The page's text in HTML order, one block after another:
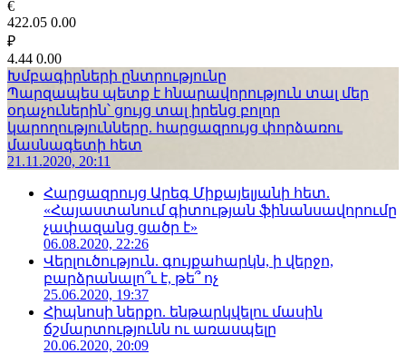
€
422.05 0.00
₽
4.44 0.00
Խմբագիրների ընտրությունը
Պարզապես պետք է հնարավորություն տալ մեր
օդաչուներին՝ ցույց տալ իրենց բոլոր
կարողությունները. հարցազրույց փորձառու
մասնագետի հետ
21.11.2020, 20:11
Հարցազրույց Արեգ Միքայելյանի հետ.
«Հայաստանում գիտության ֆինանսավորումը
չափազանց ցածր է»
06.08.2020, 22:26
Վերլուծություն. գույքահարկն, ի վերջո,
բարձրանալո՞ւ է, թե՞ ոչ
25.06.2020, 19:37
Հիպնոսի ներքո. ենթարկվելու մասին
ճշմարտությունն ու առասպելը
20.06.2020, 20:09